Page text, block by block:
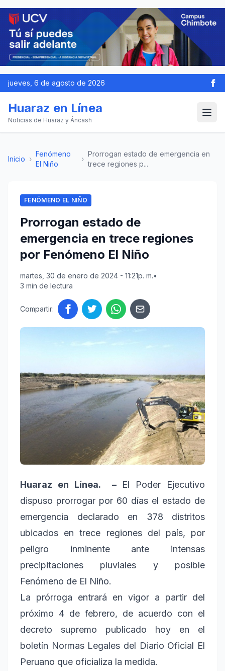
jueves, 6 de agosto de 2026
Huaraz en Línea
Noticias de Huaraz y Áncash
Inicio ›
Fenómeno
El Niño
›
Prorrogan estado de emergencia en
trece regiones p...
FENÓMENO EL NIÑO
Prorrogan estado de
emergencia en trece regiones
por Fenómeno El Niño
martes, 30 de enero de 2024 - 11:21p. m.•
3 min de lectura
Compartir:
Huaraz en Línea. – El Poder Ejecutivo
dispuso prorrogar por 60 días el estado de
emergencia declarado en 378 distritos
ubicados en trece regiones del país, por
peligro inminente ante intensas
precipitaciones pluviales y posible
Fenómeno de El Niño.
La prórroga entrará en vigor a partir del
próximo 4 de febrero, de acuerdo con el
decreto supremo publicado hoy en el
boletín Normas Legales del Diario Oficial El
Peruano que oficializa la medida.